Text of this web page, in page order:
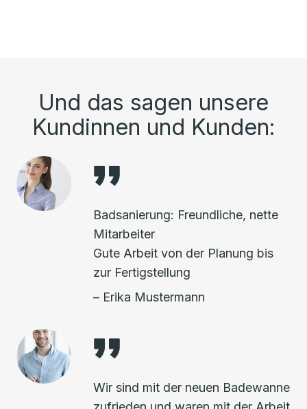
Und das sagen unsere
Kundinnen und Kunden:
Badsanierung: Freundliche, nette
Mitarbeiter
Gute Arbeit von der Planung bis
zur Fertigstellung
– Erika Mustermann
Wir sind mit der neuen Badewanne